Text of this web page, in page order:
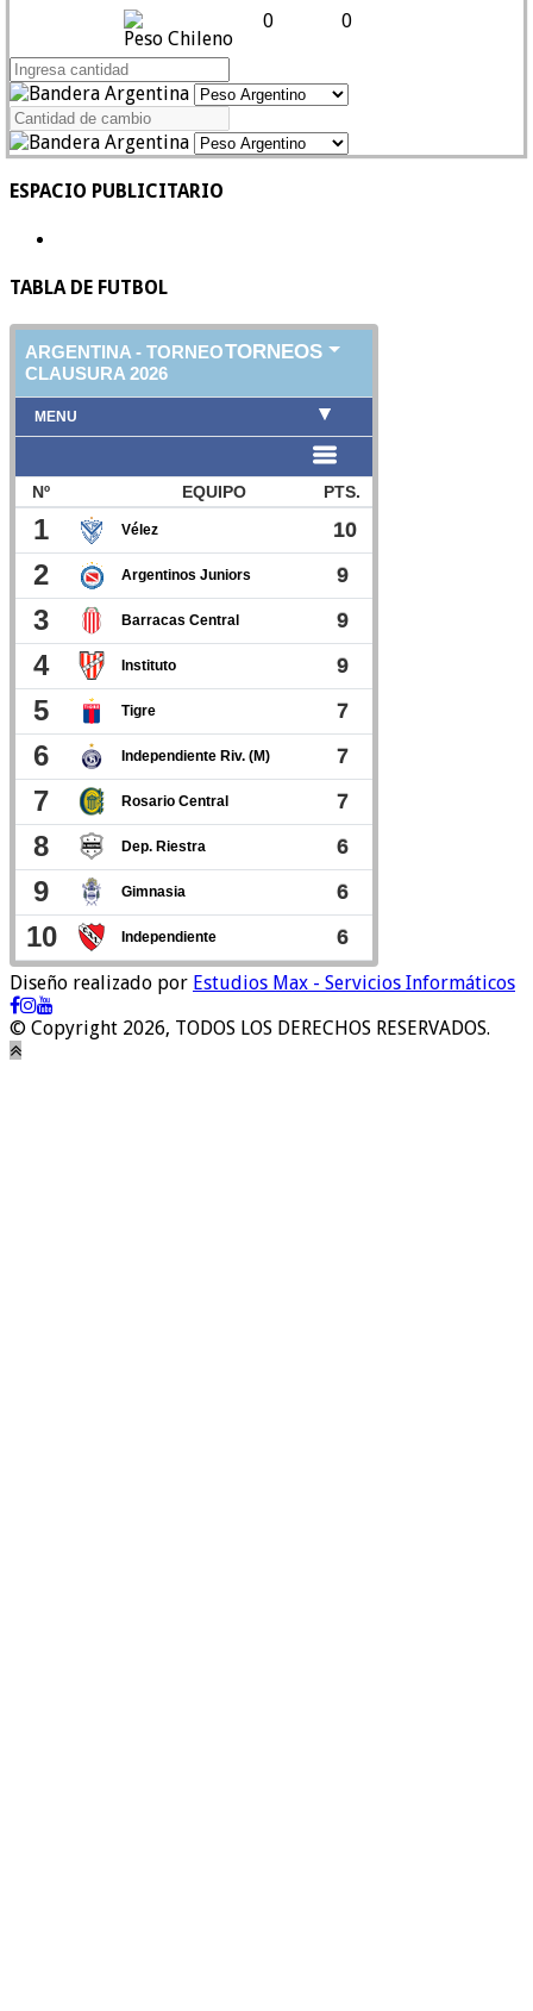
Peso Chileno
0 0
ESPACIO PUBLICITARIO
TABLA DE FUTBOL
Diseño realizado por Estudios Max - Servicios Informáticos
© Copyright 2026, TODOS LOS DERECHOS RESERVADOS.